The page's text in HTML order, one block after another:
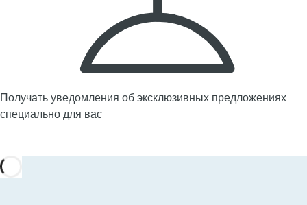
Получать уведомления об эксклюзивных предложениях
специально для вас